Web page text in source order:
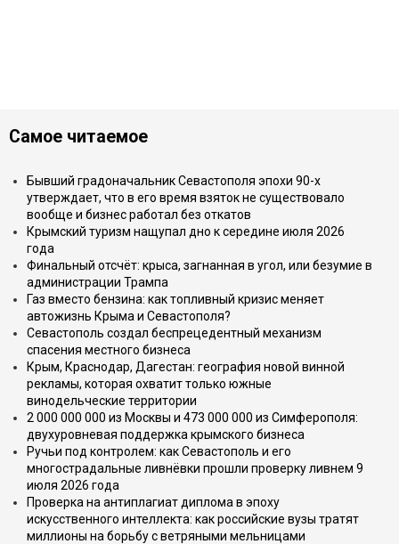
Самое читаемое
Бывший градоначальник Севастополя эпохи 90-х
утверждает, что в его время взяток не существовало
вообще и бизнес работал без откатов
Крымский туризм нащупал дно к середине июля 2026
года
Финальный отсчёт: крыса, загнанная в угол, или безумие в
администрации Трампа
Газ вместо бензина: как топливный кризис меняет
автожизнь Крыма и Севастополя?
Севастополь создал беспрецедентный механизм
спасения местного бизнеса
Крым, Краснодар, Дагестан: география новой винной
рекламы, которая охватит только южные
винодельческие территории
2 000 000 000 из Москвы и 473 000 000 из Симферополя:
двухуровневая поддержка крымского бизнеса
Ручьи под контролем: как Севастополь и его
многострадальные ливнёвки прошли проверку ливнем 9
июля 2026 года
Проверка на антиплагиат диплома в эпоху
искусственного интеллекта: как российские вузы тратят
миллионы на борьбу с ветряными мельницами